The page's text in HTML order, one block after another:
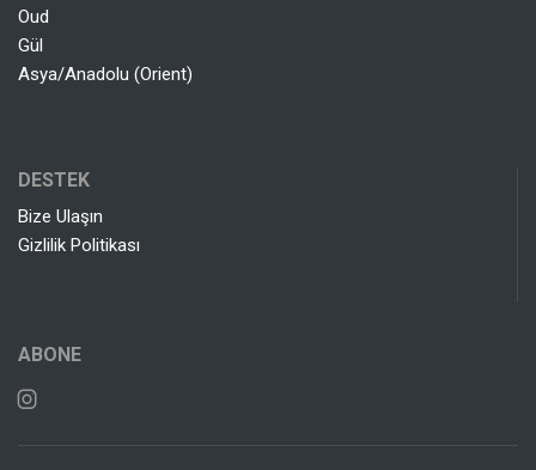
Oud
Gül
Asya/Anadolu (Orient)
DESTEK
Bize Ulaşın
Gizlilik Politikası
ABONE